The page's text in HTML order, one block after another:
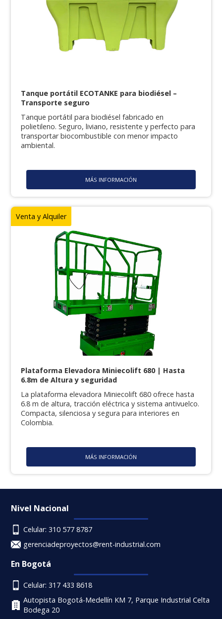
Tanque portátil ECOTANKE para biodiésel –
Transporte seguro
Tanque portátil para biodiésel fabricado en
polietileno. Seguro, liviano, resistente y perfecto para
transportar biocombustible con menor impacto
ambiental.
MÁS INFORMACIÓN
Venta y Alquiler
Plataforma Elevadora Miniecolift 680 | Hasta
6.8m de Altura y seguridad
La plataforma elevadora Miniecolift 680 ofrece hasta
6.8 m de altura, tracción eléctrica y sistema antivuelco.
Compacta, silenciosa y segura para interiores en
Colombia.
MÁS INFORMACIÓN
Nivel Nacional
Celular: 310 577 8787
gerenciadeproyectos@rent-industrial.com
En Bogotá
Celular: 317 433 8618
Autopista Bogotá-Medellín KM 7, Parque Industrial Celta
Bodega 20